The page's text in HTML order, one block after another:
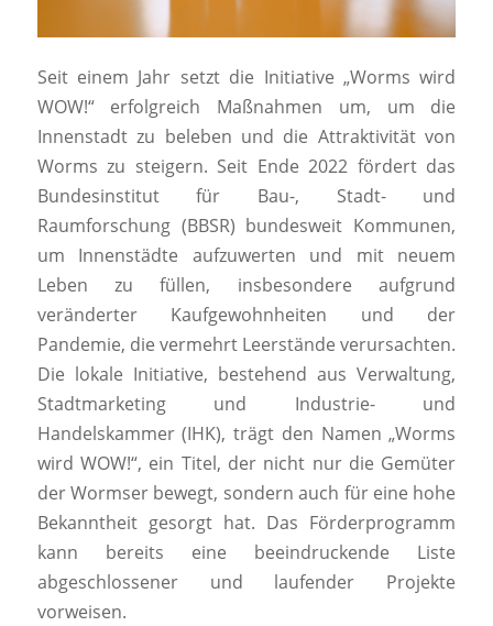
Seit einem Jahr setzt die Initiative „Worms wird
WOW!“ erfolgreich Maßnahmen um, um die
Innenstadt zu beleben und die Attraktivität von
Worms zu steigern. Seit Ende 2022 fördert das
Bundesinstitut für Bau-, Stadt- und
Raumforschung (BBSR) bundesweit Kommunen,
um Innenstädte aufzuwerten und mit neuem
Leben zu füllen, insbesondere aufgrund
veränderter Kaufgewohnheiten und der
Pandemie, die vermehrt Leerstände verursachten.
Die lokale Initiative, bestehend aus Verwaltung,
Stadtmarketing und Industrie- und
Handelskammer (IHK), trägt den Namen „Worms
wird WOW!“, ein Titel, der nicht nur die Gemüter
der Wormser bewegt, sondern auch für eine hohe
Bekanntheit gesorgt hat. Das Förderprogramm
kann bereits eine beeindruckende Liste
abgeschlossener und laufender Projekte
vorweisen.